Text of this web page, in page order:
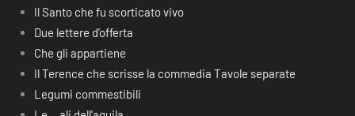
Il Santo che fu scorticato vivo
Due lettere d’offerta
Che gli appartiene
Il Terence che scrisse la commedia Tavole separate
Legumi commestibili